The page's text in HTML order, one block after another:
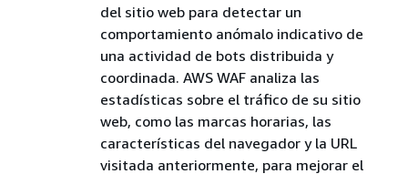
del sitio web para detectar un
comportamiento anómalo indicativo de
una actividad de bots distribuida y
coordinada. AWS WAF analiza las
estadísticas sobre el tráfico de su sitio
web, como las marcas horarias, las
características del navegador y la URL
visitada anteriormente, para mejorar el